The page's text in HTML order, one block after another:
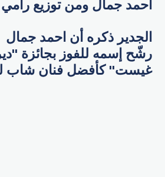
أحمد جمال ومن توزيع
الجدير ذكره أن احمد جمال
رشّح إسمه للفوز بجائزة
غيست" كأفضل فنان شاب لعام